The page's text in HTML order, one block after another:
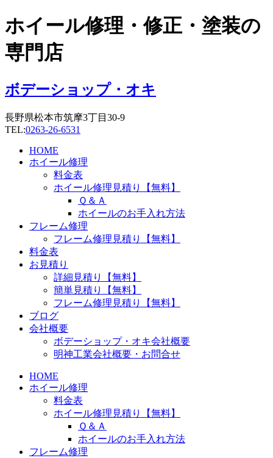
コ
ン
テ
ン
に
ス
ッ
プ
ホイール修理・修正・塗装の
専門店
ボデーショップ・オキ
長野県松本市筑摩3丁目30-9
TEL:0263-26-6531
HOME
ホイール修理
料金表
ホイール修理見積り【無料】
Ｑ＆Ａ
ホイールのお手入れ方法
フレーム修理
フレーム修理見積り【無料】
料金表
お見積り
詳細見積り【無料】
簡単見積り【無料】
フレーム修理見積り【無料】
ブログ
会社概要
ボデーショップ・オキ会社概要
明神工業会社概要・お問合せ
HOME
ホイール修理
料金表
ホイール修理見積り【無料】
Ｑ＆Ａ
ホイールのお手入れ方法
フレーム修理